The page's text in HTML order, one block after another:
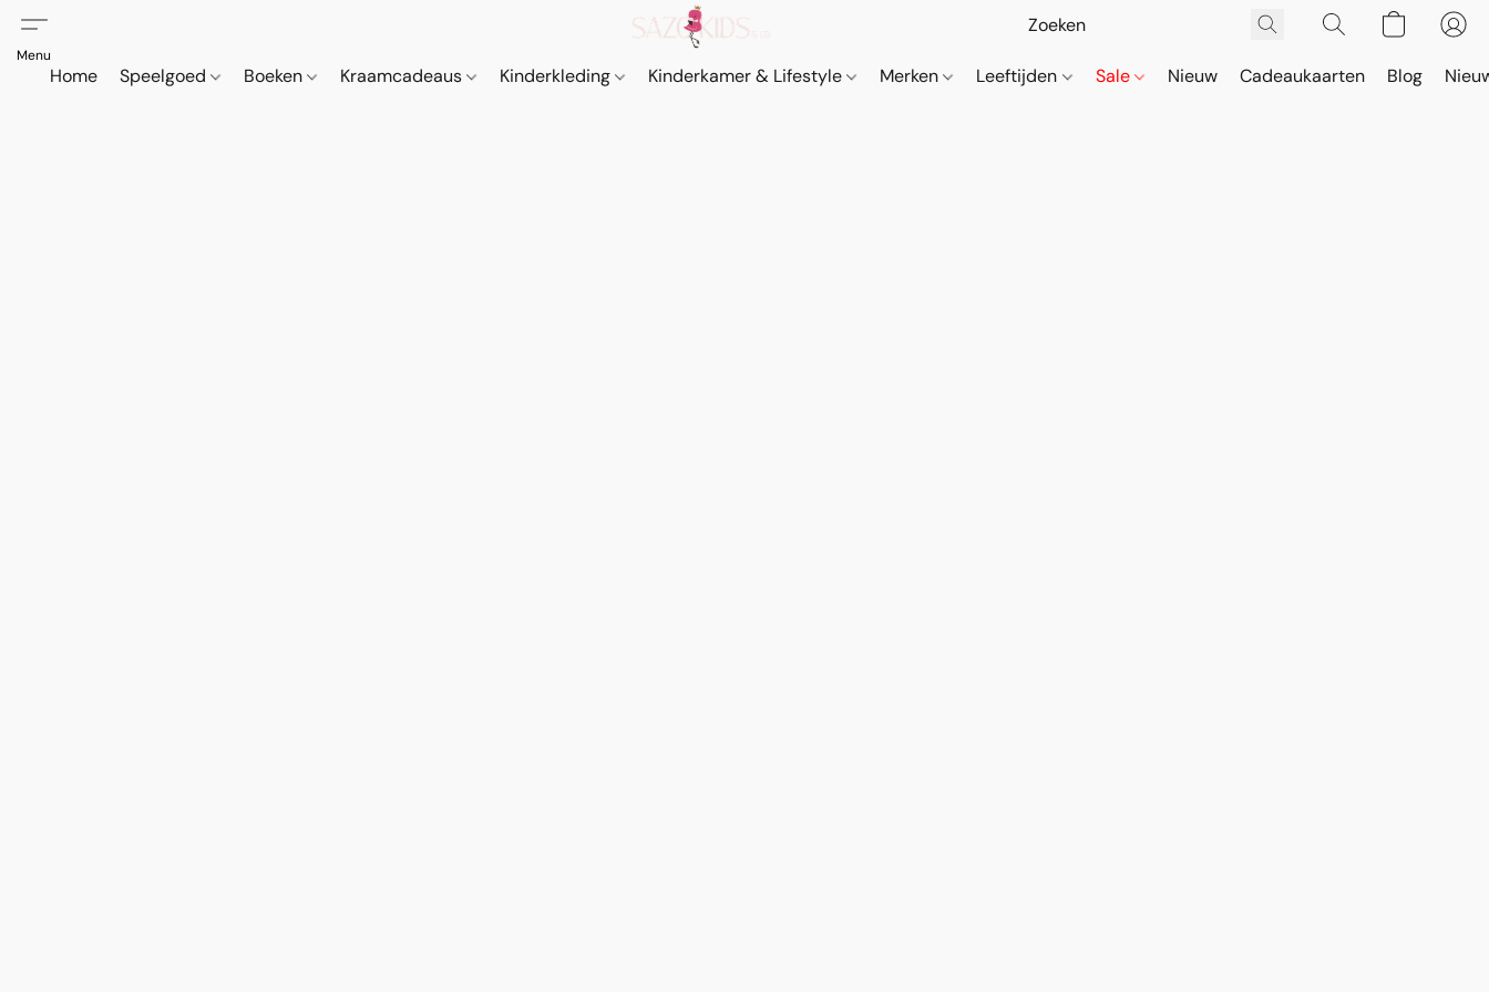
Home Speelgoed Boeken Kraamcadeaus Kinderkleding Kinderkamer & Lifestyle Merken Leeftijden Sale Nieuw Cadeaukaarten Blog